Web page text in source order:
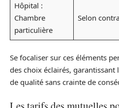
Hôpital :
Chambre
particulière
Selon
Se focaliser sur ces éléments
des choix éclairés, garantissant
de qualité sans crainte de